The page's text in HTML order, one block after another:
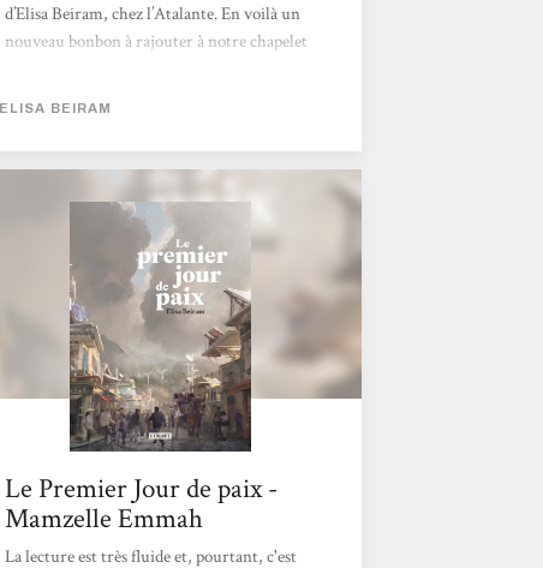
d’Elisa Beiram, chez l’Atalante. En voilà un
nouveau bonbon à rajouter à notre chapelet
départir d’un véritable discours politique
profond, et de circonstance, est une
performance qu’il faut saluer.Voici un petit
livre sec et resserré de cent quatre-vingt
pages qui explore majoritairement...
ELISA BEIRAM
Le Premier Jour de paix -
Mamzelle Emmah
La lecture est très fluide et, pourtant, c'est